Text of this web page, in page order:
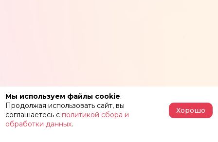
Мы используем файлы cookie.
Продолжая использовать сайт, вы
соглашаетесь с политикой сбора и
обработки данных.
Хорошо